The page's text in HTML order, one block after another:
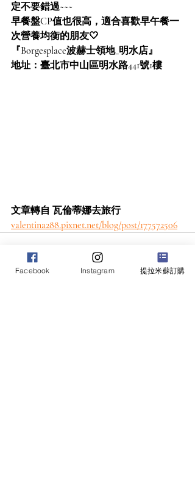
定不要錯過~~~
早餐盤CP值也很高，適合喜歡早午餐一
次營養均衡的朋友🤍
『Borgesplace波赫士領地_明水店』
地址：臺北市中山區明水路441號1樓
文章轉自 瓦倫蒂娜去旅行
valentina288.pixnet.net/blog/post/177572506
Facebook Instagram 提拉米蘇訂購